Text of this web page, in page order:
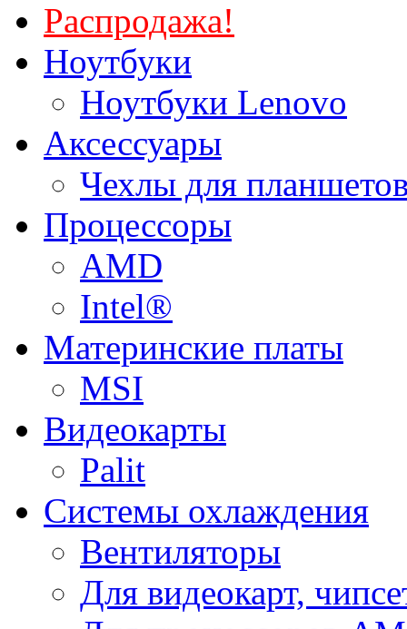
Распродажа!
Ноутбуки
Ноутбуки Lenovo
Аксессуары
Чехлы для
Процессоры
AMD
Intel®
Материнские платы
MSI
Видеокарты
Palit
Системы охлаждения
Вентиляторы
Для видеокарт,